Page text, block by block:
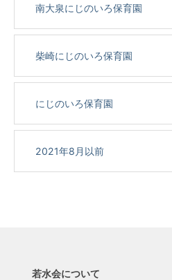
南大泉にじのいろ保育園
柴崎にじのいろ保育園
にじのいろ保育園
2021年8月以前
若水会について